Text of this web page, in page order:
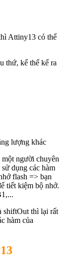
Attiny13 có thể
thứ, kể thể kể ra
lượng khác
người chuyên
dụng các hàm
flash => bạn
tiết kiệm bộ nhớ.
shiftOut thì lại rất
hàm của